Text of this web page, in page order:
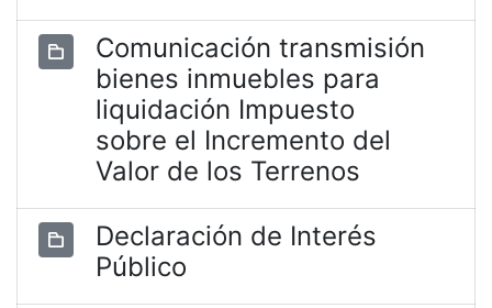
Comunicación transmisión
bienes inmuebles para
liquidación Impuesto
sobre el Incremento del
Valor de los Terrenos
Declaración de Interés
Público